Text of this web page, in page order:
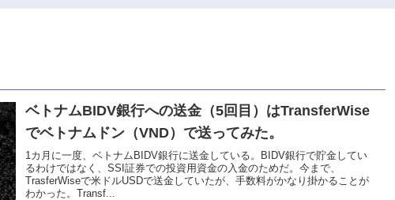
ベトナムBIDV銀行への送金（5回目）はTransferWise
でベトナムドン（VND）で送ってみた。
1カ月に一度、ベトナムBIDV銀行に送金している。BIDV銀行で貯金してい
るわけではなく、SSI証券での投資用資金の入金のためだ。今まで、
TrasferWiseで米ドルUSDで送金していたが、手数料がかなり掛かることが
わかった。Transf...